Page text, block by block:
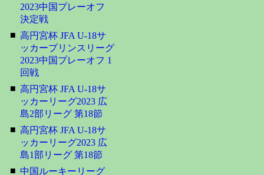
2023中国プレーオフ
決定戦
■ 高円宮杯 JFA U-18サ
ッカープリンスリーグ
2023中国プレーオフ 1
回戦
■ 高円宮杯 JFA U-18サ
ッカーリーグ2023 広
島2部リーグ 第18節
■ 高円宮杯 JFA U-18サ
ッカーリーグ2023 広
島1部リーグ 第18節
■ 中国ルーキーリーグ